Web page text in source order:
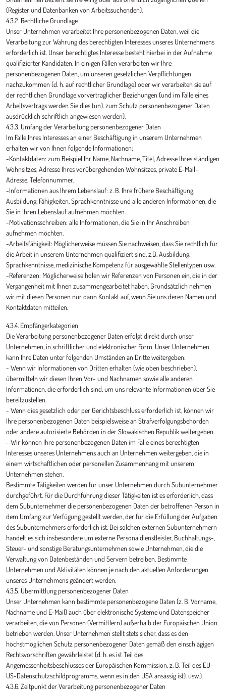
(Register und Datenbanken von Arbeitssuchenden).
4.3.2. Rechtliche Grundlage
Unser Unternehmen verarbeitet Ihre personenbezogenen Daten, weil die
Verarbeitung zur Wahrung des berechtigten Interesses unseres Unternehmens
erforderlich ist. Unser berechtigtes Interesse besteht hierbei in der Aufnahme
qualifizierter Kandidaten. In einigen Fällen verarbeiten wir Ihre
personenbezogenen Daten, um unseren gesetzlichen Verpflichtungen
nachzukommen (d. h. auf rechtlicher Grundlage) oder wir verarbeiten sie auf
der rechtlichen Grundlage vorvertraglicher Beziehungen (und im Falle eines
Arbeitsvertrags werden Sie dies tun). zum Schutz personenbezogener Daten
ausdrücklich schriftlich angewiesen werden).
4.3.3. Umfang der Verarbeitung personenbezogener Daten
Im Falle Ihres Interesses an einer Beschäftigung in unserem Unternehmen
erhalten wir von Ihnen folgende Informationen:
-Kontaktdaten: zum Beispiel Ihr Name, Nachname, Titel, Adresse Ihres ständigen
Wohnsitzes, Adresse Ihres vorübergehenden Wohnsitzes, private E-Mail-
Adresse, Telefonnummer.
-Informationen aus Ihrem Lebenslauf: z. B. Ihre frühere Beschäftigung,
Ausbildung, Fähigkeiten, Sprachkenntnisse und alle anderen Informationen, die
Sie in Ihren Lebenslauf aufnehmen möchten.
-Motivationsschreiben: alle Informationen, die Sie in Ihr Anschreiben
aufnehmen möchten.
-Arbeitsfähigkeit: Möglicherweise müssen Sie nachweisen, dass Sie rechtlich für
die Arbeit in unserem Unternehmen qualifiziert sind, z.B. Ausbildung,
Sprachkenntnisse, medizinische Kompetenz für ausgewählte Stellentypen usw.
-Referenzen: Möglicherweise holen wir Referenzen von Personen ein, die in der
Vergangenheit mit Ihnen zusammengearbeitet haben. Grundsätzlich nehmen
wir mit diesen Personen nur dann Kontakt auf, wenn Sie uns deren Namen und
Kontaktdaten mitteilen.
4.3.4. Empfängerkategorien
Die Verarbeitung personenbezogener Daten erfolgt direkt durch unser
Unternehmen, in schriftlicher und elektronischer Form. Unser Unternehmen
kann Ihre Daten unter folgenden Umständen an Dritte weitergeben:
- Wenn wir Informationen von Dritten erhalten (wie oben beschrieben),
übermitteln wir diesen Ihren Vor- und Nachnamen sowie alle anderen
Informationen, die erforderlich sind, um uns relevante Informationen über Sie
bereitzustellen.
- Wenn dies gesetzlich oder per Gerichtsbeschluss erforderlich ist, können wir
Ihre personenbezogenen Daten beispielsweise an Strafverfolgungsbehörden
oder andere autorisierte Behörden in der Slowakischen Republik weitergeben.
- Wir können Ihre personenbezogenen Daten im Falle eines berechtigten
Interesses unseres Unternehmens auch an Unternehmen weitergeben, die in
einem wirtschaftlichen oder personellen Zusammenhang mit unserem
Unternehmen stehen.
Bestimmte Tätigkeiten werden für unser Unternehmen durch Subunternehmer
durchgeführt. Für die Durchführung dieser Tätigkeiten ist es erforderlich, dass
dem Subunternehmer die personenbezogenen Daten der betroffenen Person in
dem Umfang zur Verfügung gestellt werden, der für die Erfüllung der Aufgaben
des Subunternehmers erforderlich ist. Bei solchen externen Subunternehmern
handelt es sich insbesondere um externe Personaldienstleister, Buchhaltungs-,
Steuer- und sonstige Beratungsunternehmen sowie Unternehmen, die die
Verwaltung von Datenbeständen und Servern betreiben. Bestimmte
Unternehmen und Aktivitäten können je nach den aktuellen Anforderungen
unseres Unternehmens geändert werden.
4.3.5. Übermittlung personenbezogener Daten
Unser Unternehmen kann bestimmte personenbezogene Daten (z. B. Vorname,
Nachname und E-Mail) auch über elektronische Systeme und Datenspeicher
verarbeiten, die von Personen (Vermittlern) außerhalb der Europäischen Union
betrieben werden. Unser Unternehmen stellt stets sicher, dass es den
höchstmöglichen Schutz personenbezogener Daten gemäß den einschlägigen
Rechtsvorschriften gewährleistet (d. h. es ist Teil des
Angemessenheitsbeschlusses der Europäischen Kommission, z. B. Teil des EU-
US-Datenschutzschildprogramms, wenn es in den USA ansässig ist). usw.).
4.3.6. Zeitpunkt der Verarbeitung personenbezogener Daten